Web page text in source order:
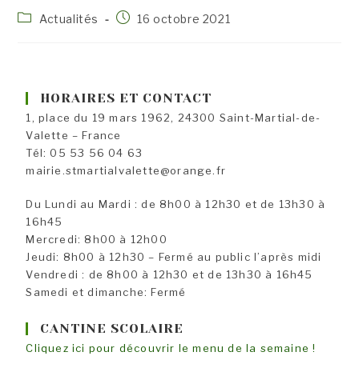
PostActualités
Publication
16 octobre 2021
HORAIRES ET CONTACT
1, place du 19 mars 1962, 24300 Saint-Martial-de-
Valette – France
Tél: 05 53 56 04 63
mairie.stmartialvalette@orange.fr
Du Lundi au Mardi : de 8h00 à 12h30 et de 13h30 à
16h45
Mercredi: 8h00 à 12h00
Jeudi: 8h00 à 12h30 – Fermé au public l’après midi
Vendredi : de 8h00 à 12h30 et de 13h30 à 16h45
Samedi et dimanche: Fermé
CANTINE SCOLAIRE
Cliquez ici pour découvrir le menu de la semaine !